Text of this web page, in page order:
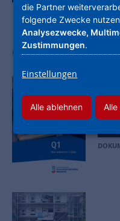
die Partner
folgende Zwecke
Analysezwecke,
Zustimmungen.
Einstellungen
Alle ablehnen